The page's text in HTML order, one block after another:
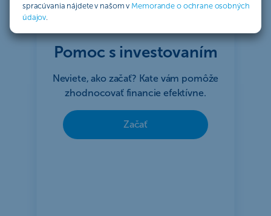
spracúvania nájdete v našom v Memorande o ochrane osobných
údajov.
Pomoc s investovaním
Neviete, ako začať? Kate vám pomôže
zhodnocovať financie efektívne.
Začať